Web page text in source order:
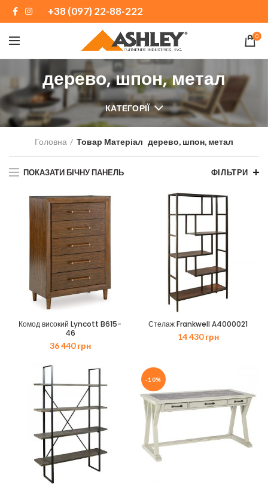
+38 (097) 22-88-222
0
дерево, шпон, метал
КАТЕГОРІЇ
Головна Товар Матеріал дерево, шпон, метал
ПОКАЗАТИ БІЧНУ ПАНЕЛЬ ФІЛЬТРИ
Комод високий Lyncott B615-
46
36 440грн
Стелаж Frankwell A4000021
14 430грн
-10%